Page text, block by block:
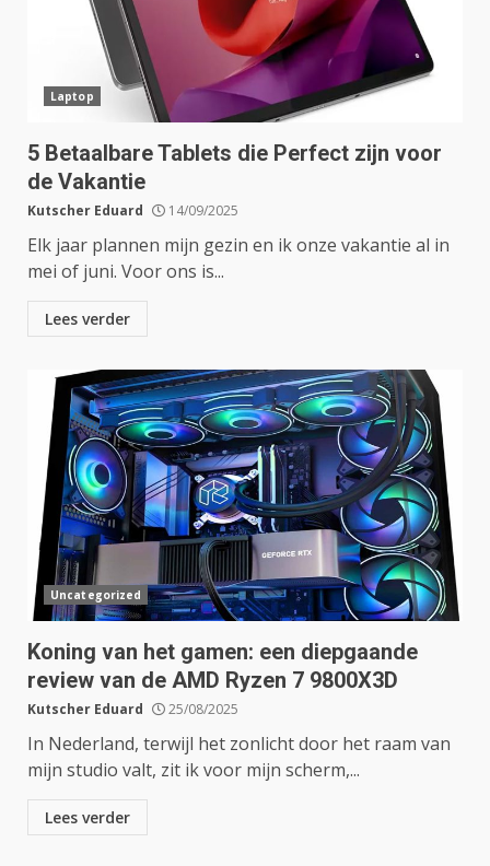
Laptop
5 Betaalbare Tablets die Perfect zijn voor
de Vakantie
Kutscher Eduard 14/09/2025
Elk jaar plannen mijn gezin en ik onze vakantie al in
mei of juni. Voor ons is...
Lees verder
Uncategorized
Koning van het gamen: een diepgaande
review van de AMD Ryzen 7 9800X3D
Kutscher Eduard 25/08/2025
In Nederland, terwijl het zonlicht door het raam van
mijn studio valt, zit ik voor mijn scherm,...
Lees verder